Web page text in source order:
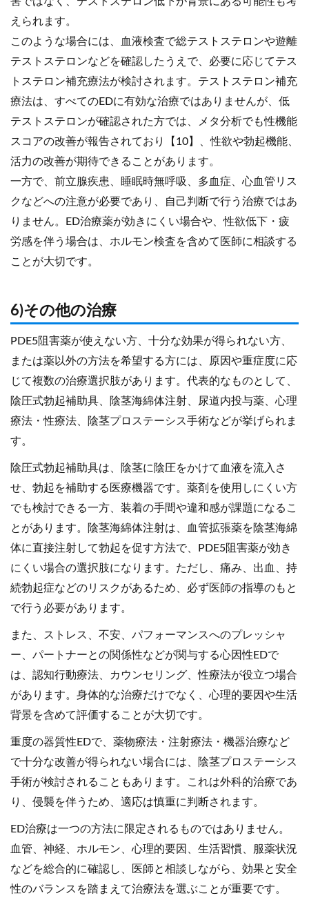
えられます。
このような場合には、血液検査で総テストステロンや遊離
テストステロンなどを確認したうえで、必要に応じてテス
トステロン補充療法が検討されます。テストステロン補充
療法は、すべてのEDに有効な治療ではありませんが、低
テストステロンが確認された方では、メタ分析でも性機能
スコアの改善が報告されており【10】、性欲や勃起機能、
活力の改善が期待できることがあります。
一方で、前立腺疾患、睡眠時無呼吸、多血症、心血管リス
クなどへの注意が必要であり、自己判断で行う治療ではあ
りません。ED治療薬が効きにくい場合や、性欲低下・疲
労感を伴う場合は、ホルモン検査を含めて医師に相談する
ことが大切です。
6)その他の治療
PDE5阻害薬が使えない方、十分な効果が得られない方、
または薬以外の方法を希望する方には、原因や重症度に応
じて複数の治療選択肢があります。代表的なものとして、
陰圧式勃起補助具、陰茎海綿体注射、尿道内投与薬、心理
療法・性療法、陰茎プロステーシス手術などが挙げられま
す。
陰圧式勃起補助具は、陰茎に陰圧をかけて血液を流入さ
せ、勃起を補助する医療機器です。薬剤を使用しにくい方
でも検討できる一方、装着の手間や違和感が課題になるこ
とがあります。陰茎海綿体注射は、血管拡張薬を陰茎海綿
体に直接注射して勃起を促す方法で、PDE5阻害薬が効き
にくい場合の選択肢になります。ただし、痛み、出血、持
続勃起症などのリスクがあるため、必ず医師の指導のもと
で行う必要があります。
また、ストレス、不安、パフォーマンスへのプレッシャ
ー、パートナーとの関係性などが関与する心因性EDで
は、認知行動療法、カウンセリング、性療法が役立つ場合
があります。身体的な治療だけでなく、心理的要因や生活
背景を含めて評価することが大切です。
重度の器質性EDで、薬物療法・注射療法・機器治療など
で十分な改善が得られない場合には、陰茎プロステーシス
手術が検討されることもあります。これは外科的治療であ
り、侵襲を伴うため、適応は慎重に判断されます。
ED治療は一つの方法に限定されるものではありません。
血管、神経、ホルモン、心理的要因、生活習慣、服薬状況
などを総合的に確認し、医師と相談しながら、効果と安全
性のバランスを踏まえて治療法を選ぶことが重要です。